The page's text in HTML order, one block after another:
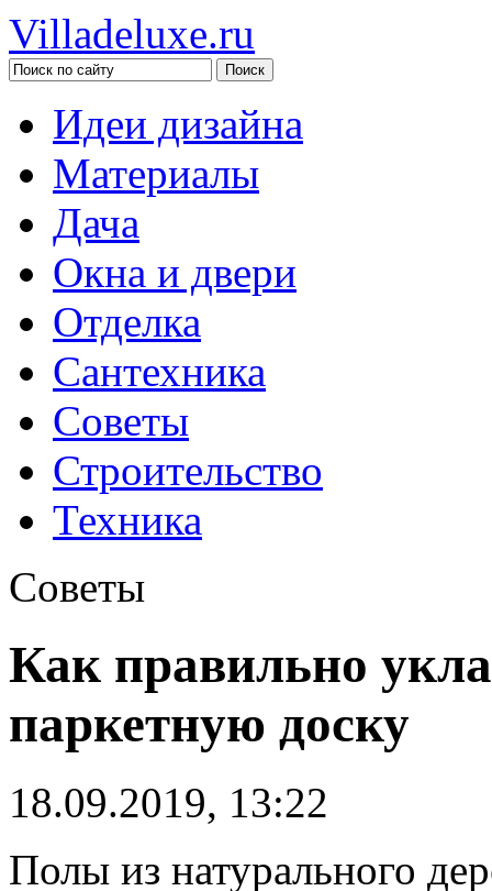
Villadeluxe.ru
Идеи дизайна
Материалы
Дача
Окна и двери
Отделка
Сантехника
Советы
Строительство
Техника
Советы
Как правильно
паркетную доску
18.09.2019, 13:22
Полы из натурального